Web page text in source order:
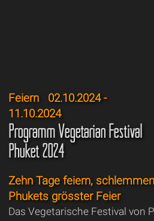
Feiern02.10.2024 -
11.10.2024
Programm Vegetarian Festival
Phuket 2024
Zehn Tage feiern,
Phukets grösster Feier
Das Vegetarische Festival von